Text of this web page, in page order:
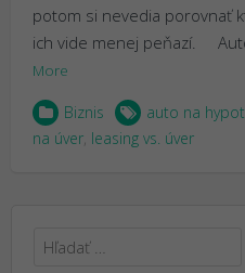
potom si nevedia porovnať
ich vide menej peňazí.
More
Biznis auto na
na úver leasing vs. úver
Hľadať: